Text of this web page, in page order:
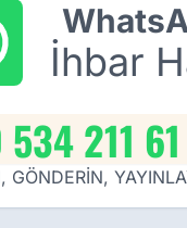
İhbar
211
GÖNDERİN,